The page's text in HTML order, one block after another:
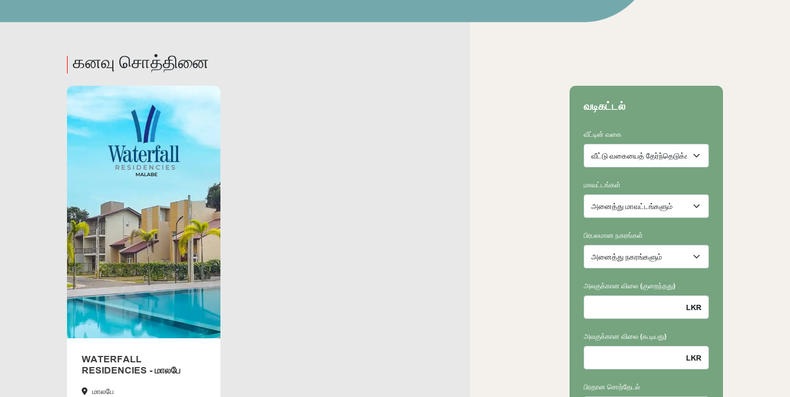
கனவு சொத்தினை
WATERFALL
RESIDENCIES - மாலபே
மாலபே
வடிகட்டல்
வீட்டின் வகை
மாவட்டங்கள்
பிரபலமான நகரங்கள்
அலகுக்கான விலை (குறைந்தது)
அலகுக்கான விலை (கூடியது)
பிரதான சொற்தேடல்